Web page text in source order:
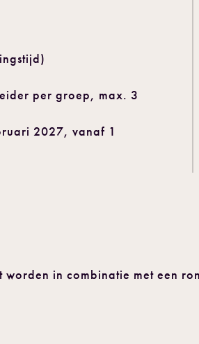
per groep, max. 3
2027, vanaf 1
in combinatie met een